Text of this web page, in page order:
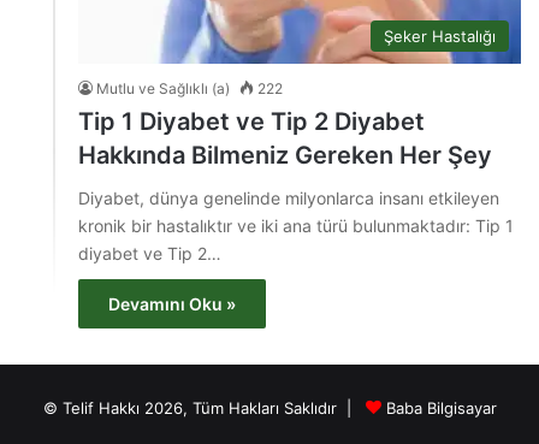
Şeker Hastalığı
Mutlu ve Sağlıklı (a) 222
Tip 1 Diyabet ve Tip 2 Diyabet
Hakkında Bilmeniz Gereken Her Şey
Diyabet, dünya genelinde milyonlarca insanı etkileyen
kronik bir hastalıktır ve iki ana türü bulunmaktadır: Tip 1
diyabet ve Tip 2…
Devamını Oku »
© Telif Hakkı 2026, Tüm Hakları Saklıdır | Baba Bilgisayar